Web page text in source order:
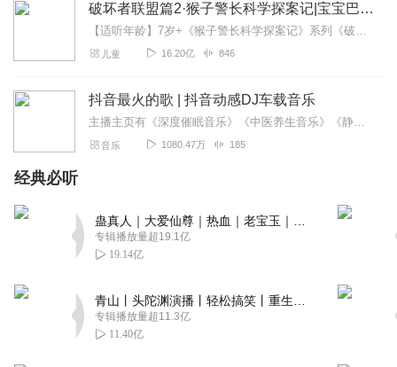
破坏者联盟篇2·猴子警长科学探案记|宝宝巴士故事
【适听年龄】7岁+《猴子警长科学探案记》系列《破坏者联盟篇1·猴子警长科学探案记》>>>《破坏者联盟篇2·猴子警长科学探案记》>>>《破坏者联盟篇3·猴子警长科...
儿童 16.20亿 846
抖音最火的歌 | 抖音动感DJ车载音乐
主播主页有《深度催眠音乐》《中医养生音乐》《静心纯音乐》专辑，期待您的聆听！还可以加入主播XiMi会员团，获取更多福利！免费畅听所有付费音频！抖音热歌dj最火的...
音乐 1080.47万 185
经典必听
专辑播放量超19.1亿
19.14亿
专辑播放量超11.3亿
11.40亿